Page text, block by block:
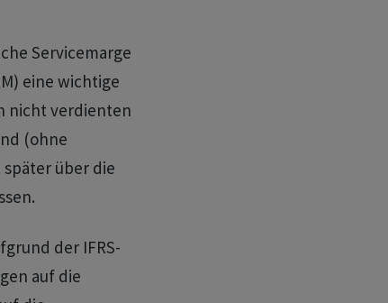
Servicemarge
eine wichtige
nicht verdienten
(ohne
über die
der IFRS-
auf die